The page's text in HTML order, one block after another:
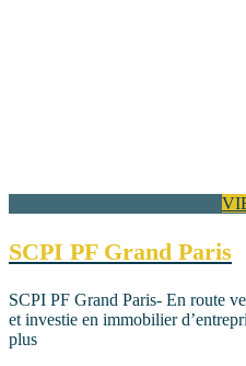
SCPI PF Grand Paris
SCPI PF Grand Paris- En route
et investie en immobilier
plus